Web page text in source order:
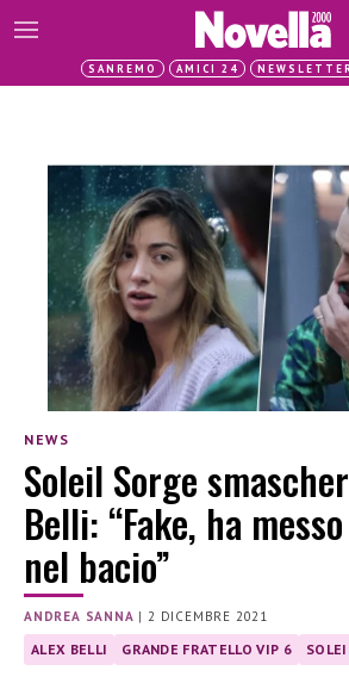
SANREMO AMICI 24 NEWSLETTER
NEWS
Soleil Sorge
Belli: “Fake, ha
nel bacio”
ANDREA SANNA |2 DICEMBRE 2021
ALEX BELLI GRANDE FRATELLO VIP 6